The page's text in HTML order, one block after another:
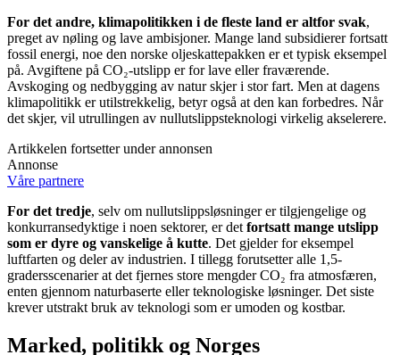
For det andre, klimapolitikken i de fleste land er altfor svak,
preget av nøling og lave ambisjoner. Mange land subsidierer fortsatt
fossil energi, noe den norske oljeskattepakken er et typisk eksempel
på. Avgiftene på CO₂-utslipp er for lave eller fraværende.
Avskoging og nedbygging av natur skjer i stor fart. Men at dagens
klimapolitikk er utilstrekkelig, betyr også at den kan forbedres. Når
det skjer, vil utrullingen av nullutslippsteknologi virkelig akselerere.
Artikkelen fortsetter under annonsen
Annonse
Våre partnere
For det tredje, selv om nullutslippsløsninger er tilgjengelige og
konkurransedyktige i noen sektorer, er det fortsatt mange utslipp
som er dyre og vanskelige å kutte. Det gjelder for eksempel
luftfarten og deler av industrien. I tillegg forutsetter alle 1,5-
gradersscenarier at det fjernes store mengder CO₂ fra atmosfæren,
enten gjennom naturbaserte eller teknologiske løsninger. Det siste
krever utstrakt bruk av teknologi som er umoden og kostbar.
Marked, politikk og Norges